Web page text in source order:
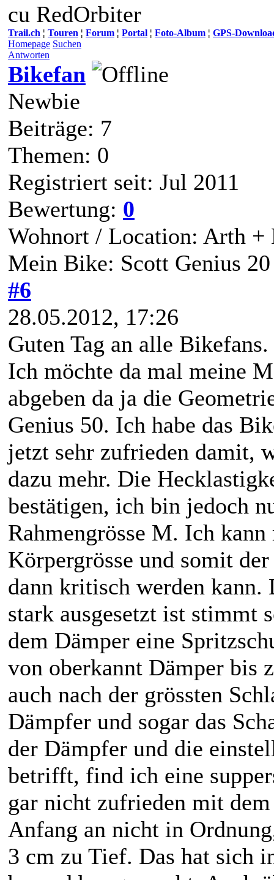
cu RedOrbiter
Trail.ch ¦ Touren ¦ Forum ¦ Portal ¦ Foto-Album ¦ GPS-
Homepage Suchen
Antworten
Bikefan
Newbie
Beiträge: 7
Themen: 0
Registriert seit: Jul 2011
Bewertung: 0
Wohnort / Location: Arth +
Mein Bike: Scott Genius 20
#6
28.05.2012, 17:26
Guten Tag an alle Bikefans.
Ich möchte da mal meine
abgeben da ja die
Genius 50. Ich habe das
jetzt sehr zufrieden damit,
dazu mehr. Die
bestätigen, ich bin jedoch
Rahmengrösse M. Ich
Körpergrösse und somit
dann kritisch werden kann.
stark ausgesetzt ist stimmt
dem Dämper eine
von oberkannt Dämper bis
auch nach der grössten
Dämpfer und sogar das
der Dämpfer und die
betrifft, find ich eine
gar nicht zufrieden mit
Anfang an nicht in
3 cm zu Tief. Das hat sich